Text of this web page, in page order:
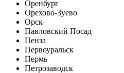
Оренбург
Орехово-Зуево
Орск
Павловский Посад
Пенза
Первоуральск
Пермь
Петрозаводск